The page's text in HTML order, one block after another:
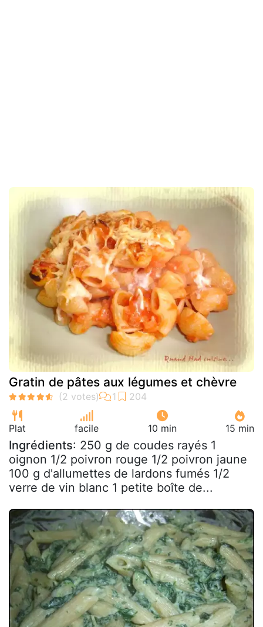
Gratin de pâtes aux légumes et chèvre
Plat facile 10 min 15 min
Ingrédients: 250 g de coudes rayés 1
oignon 1/2 poivron rouge 1/2 poivron jaune
100 g d'allumettes de lardons fumés 1/2
verre de vin blanc 1 petite boîte de...